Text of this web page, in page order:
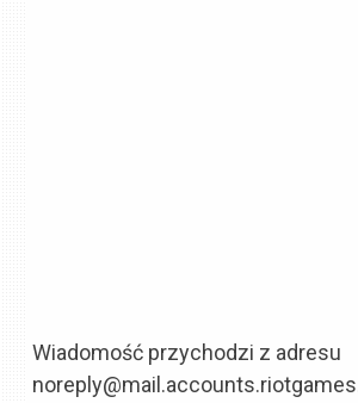
Wiadomość przychodzi z adresu